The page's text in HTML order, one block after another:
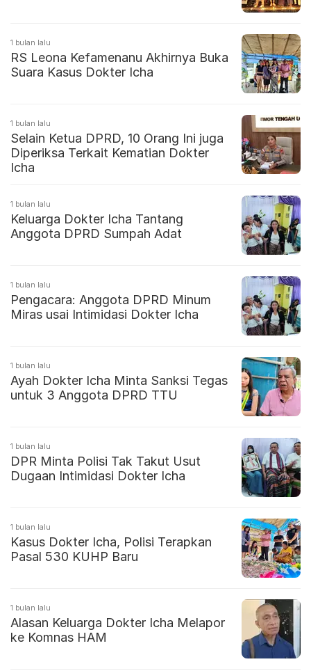
1 bulan lalu
RS Leona Kefamenanu Akhirnya Buka
Suara Kasus Dokter Icha
1 bulan lalu
Selain Ketua DPRD, 10 Orang Ini juga
Diperiksa Terkait Kematian Dokter
Icha
1 bulan lalu
Keluarga Dokter Icha Tantang
Anggota DPRD Sumpah Adat
1 bulan lalu
Pengacara: Anggota DPRD Minum
Miras usai Intimidasi Dokter Icha
1 bulan lalu
Ayah Dokter Icha Minta Sanksi Tegas
untuk 3 Anggota DPRD TTU
1 bulan lalu
DPR Minta Polisi Tak Takut Usut
Dugaan Intimidasi Dokter Icha
1 bulan lalu
Kasus Dokter Icha, Polisi Terapkan
Pasal 530 KUHP Baru
1 bulan lalu
Alasan Keluarga Dokter Icha Melapor
ke Komnas HAM